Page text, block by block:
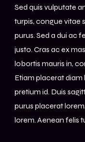
Sed quis vulputate
turpis, congue vitae
purus. Sed a dui ac
justo. Cras ac ex
lobortis mauris in,
Etiam placerat
pretium id. Duis
purus placerat
lorem. Aenean felis